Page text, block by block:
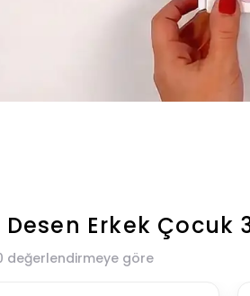
Erkek Çocuk
değerlendirmeye göre